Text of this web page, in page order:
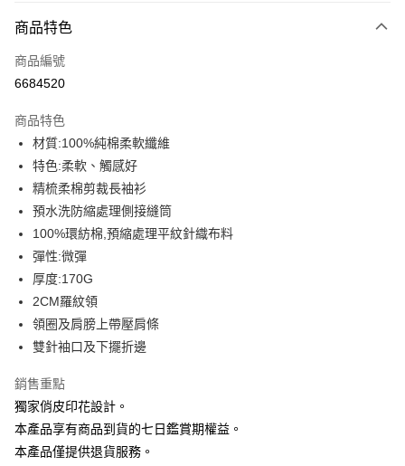
信用卡一次付款
信用卡分期付款
合作金庫商業銀行
華南商業銀行
上海商業儲蓄銀行
國泰世華商業銀行
臺灣中小企業銀行
匯豐（台灣）商業銀行
華泰商業銀行
聯邦商業銀行
遠東國際商業銀行
元大商業銀行
玉山商業銀行
台新國際商業銀行
台灣樂天信用卡公司
6 期 0 利率 每期
華南商業銀行
上海商業儲蓄銀行
國泰世華商業銀行
臺灣中小企業銀行
台中商業銀行
匯豐（台灣）商業銀行
聯邦商業銀行
元大商業銀行
玉山商業銀行
台新國際商業銀行
台灣樂天信用卡公司
12 期 0 利率 每期NT$24
合作金庫商業銀行
上海商業儲蓄銀行
國泰世華商業銀行
兆豐國際商業銀行
臺灣中小企業銀行
匯豐（台灣）商業銀行
聯邦商業銀行
元大商業銀行
玉山商業銀行
台新國際商業銀行
超商取貨付款
LINE Pay
Apple Pay
街口支付
悠遊付
Google Pay
全盈+PAY
大哥付你分期
相關說明
商品特色
商品編號
6684520
商品特色
材質:100%純棉柔軟纖維
特色:柔軟、觸感好
精梳柔棉剪裁長袖衫
預水洗防縮處理側接縫筒
100%環紡棉,預縮處理平紋針織布料
彈性:微彈
厚度:170G
2CM羅紋領
領圈及肩膀上帶壓肩條
雙針袖口及下擺折邊
銷售重點
獨家俏皮印花設計。
本產品享有商品到貨的七日鑑賞期權益。
本產品僅提供退貨服務。